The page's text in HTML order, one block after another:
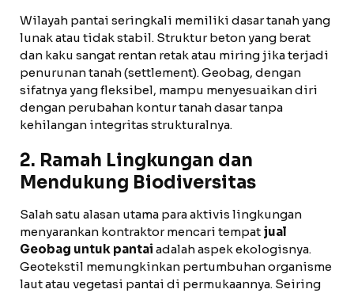
Wilayah pantai seringkali memiliki dasar tanah yang
lunak atau tidak stabil. Struktur beton yang berat
dan kaku sangat rentan retak atau miring jika terjadi
penurunan tanah (settlement). Geobag, dengan
sifatnya yang fleksibel, mampu menyesuaikan diri
dengan perubahan kontur tanah dasar tanpa
kehilangan integritas strukturalnya.
2. Ramah Lingkungan dan
Mendukung Biodiversitas
Salah satu alasan utama para aktivis lingkungan
menyarankan kontraktor mencari tempat jual
Geobag untuk pantai adalah aspek ekologisnya.
Geotekstil memungkinkan pertumbuhan organisme
laut atau vegetasi pantai di permukaannya. Seiring